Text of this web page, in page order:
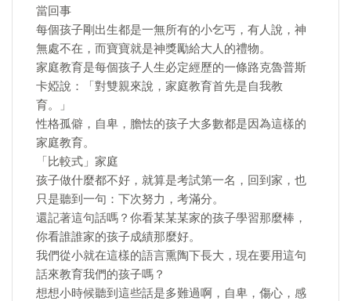
當回事
每個孩子剛出生都是一無所有的小乞丐，有人說，神
無處不在，而寶寶就是神獎勵給大人的禮物。
家庭教育是每個孩子人生必定經歷的一條路克魯普斯
卡婭說：「對雙親來說，家庭教育首先是自我教
育。」
性格孤僻，自卑，膽怯的孩子大多數都是因為這樣的
家庭教育。
「比較式」家庭
孩子做什麼都不好，就算是考試第一名，回到家，也
只是聽到一句：下次努力，考滿分。
還記著這句話嗎？你看某某某家的孩子學習那麼棒，
你看誰誰家的孩子成績那麼好。
我們從小就在這樣的語言熏陶下長大，現在要用這句
話來教育我們的孩子嗎？
想想小時候聽到這些話是多難過啊，自卑，傷心，感